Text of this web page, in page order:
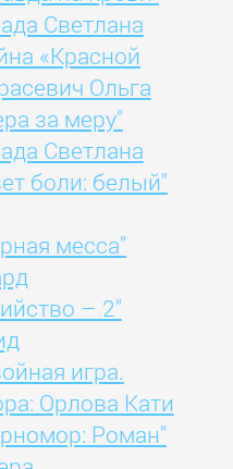
Светлана
«Красной
Ольга
за меру"
Светлана
боли: белый"
месса"
– 2"
игра.
Орлова Кати
Роман"